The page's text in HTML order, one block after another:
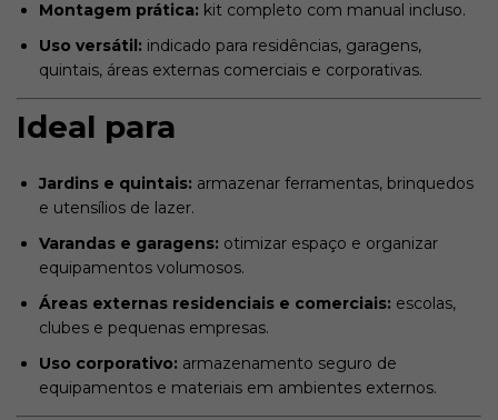
Montagem prática: kit completo com manual incluso.
Uso versátil: indicado para residências, garagens,
quintais, áreas externas comerciais e corporativas.
Ideal para
Jardins e quintais: armazenar ferramentas, brinquedos
e utensílios de lazer.
Varandas e garagens: otimizar espaço e organizar
equipamentos volumosos.
Áreas externas residenciais e comerciais: escolas,
clubes e pequenas empresas.
Uso corporativo: armazenamento seguro de
equipamentos e materiais em ambientes externos.